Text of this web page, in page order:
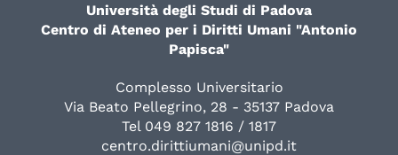
Università degli Studi di Padova
Centro di Ateneo per i Diritti Umani "Antonio
Papisca"
Complesso Universitario
Via Beato Pellegrino, 28 - 35137 Padova
Tel 049 827 1816 / 1817
centro.dirittiumani@unipd.it